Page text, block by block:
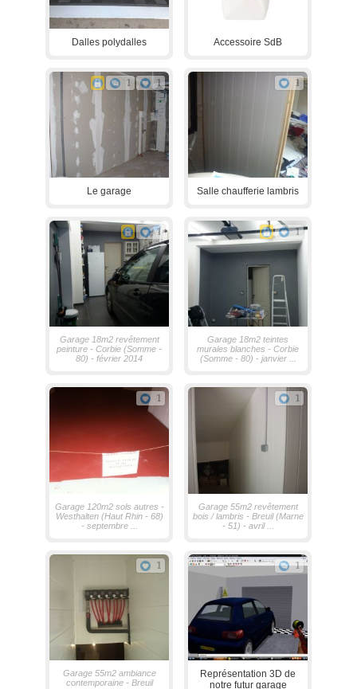
Dalles polydalles Accessoire SdB
1 1
Le garage
1
Salle chaufferie lambris
1
Garage 18m2 revêtement
peinture - Corbie (Somme -
80) - février 2014
1
Garage 18m2 teintes
murales blanches - Corbie
(Somme - 80) - janvier ...
1
Garage 120m2 sols autres -
Westhalten (Haut Rhin - 68)
- septembre ...
1
Garage 55m2 revêtement
bois / lambris - Breuil (Marne
- 51) - avril ...
1
Garage 55m2 ambiance
contemporaine - Breuil
1
Représentation 3D de
notre futur garage